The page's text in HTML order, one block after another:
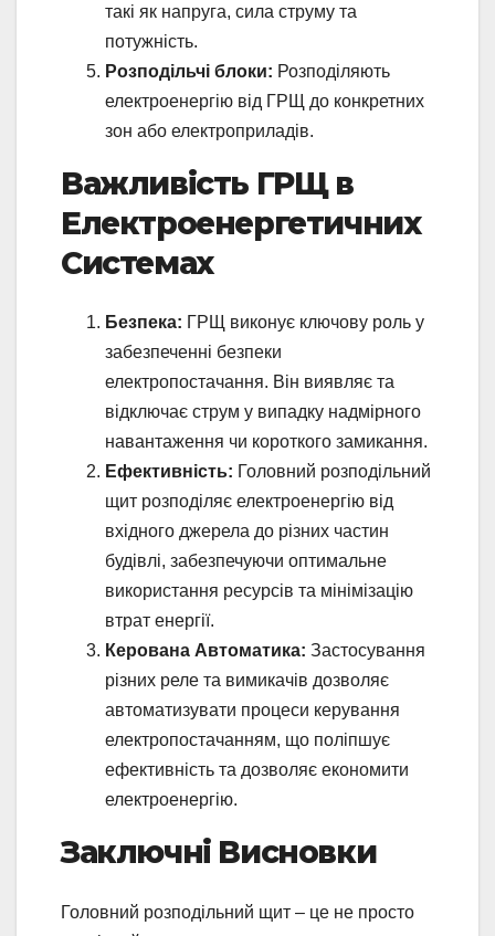
такі як напруга, сила струму та
потужність.
Розподільчі блоки: Розподіляють
електроенергію від ГРЩ до конкретних
зон або електроприладів.
Важливість ГРЩ в
Електроенергетичних
Системах
Безпека: ГРЩ виконує ключову роль у
забезпеченні безпеки
електропостачання. Він виявляє та
відключає струм у випадку надмірного
навантаження чи короткого замикання.
Ефективність: Головний розподільний
щит розподіляє електроенергію від
вхідного джерела до різних частин
будівлі, забезпечуючи оптимальне
використання ресурсів та мінімізацію
втрат енергії.
Керована Автоматика: Застосування
різних реле та вимикачів дозволяє
автоматизувати процеси керування
електропостачанням, що поліпшує
ефективність та дозволяє економити
електроенергію.
Заключні Висновки
Головний розподільний щит – це не просто